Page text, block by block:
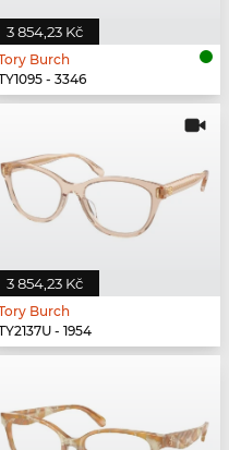
3 854,23 Kč
Burch
- 3346
3 854,23 Kč
Burch
- 1954